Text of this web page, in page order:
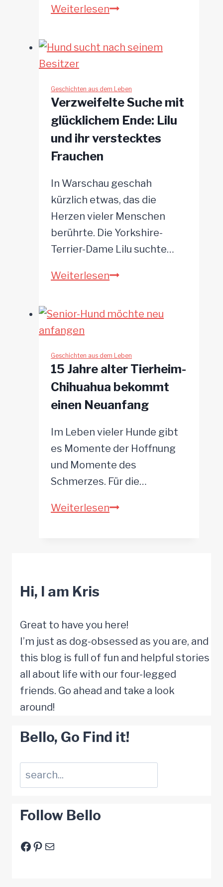
WeiterlesenMitten
Schneesturm:
Welpen
aus
Frost
gerettet
Geschichten aus dem Leben
Verzweifelte Suche mit
glücklichem Ende: Lilu
und ihr verstecktes
Frauchen
In Warschau geschah
kürzlich etwas, das die
Herzen vieler Menschen
berührte. Die Yorkshire-
Terrier-Dame Lilu suchte…
WeiterlesenVerzweifelte
mit
Lilu
und
ihr
verstecktes
Geschichten aus dem Leben
15 Jahre alter Tierheim-
Chihuahua bekommt
einen Neuanfang
Im Leben vieler Hunde gibt
es Momente der Hoffnung
und Momente des
Schmerzes. Für die…
Weiterlesen15
Neuanfang
Hi, I am Kris
Great to have you here!
I’m just as dog-obsessed as you are, and
this blog is full of fun and helpful stories
all about life with our four-legged
friends. Go ahead and take a look
around!
Bello, Go Find it!
Suchen
Follow Bello
Facebook
Pinterest
E-Mail